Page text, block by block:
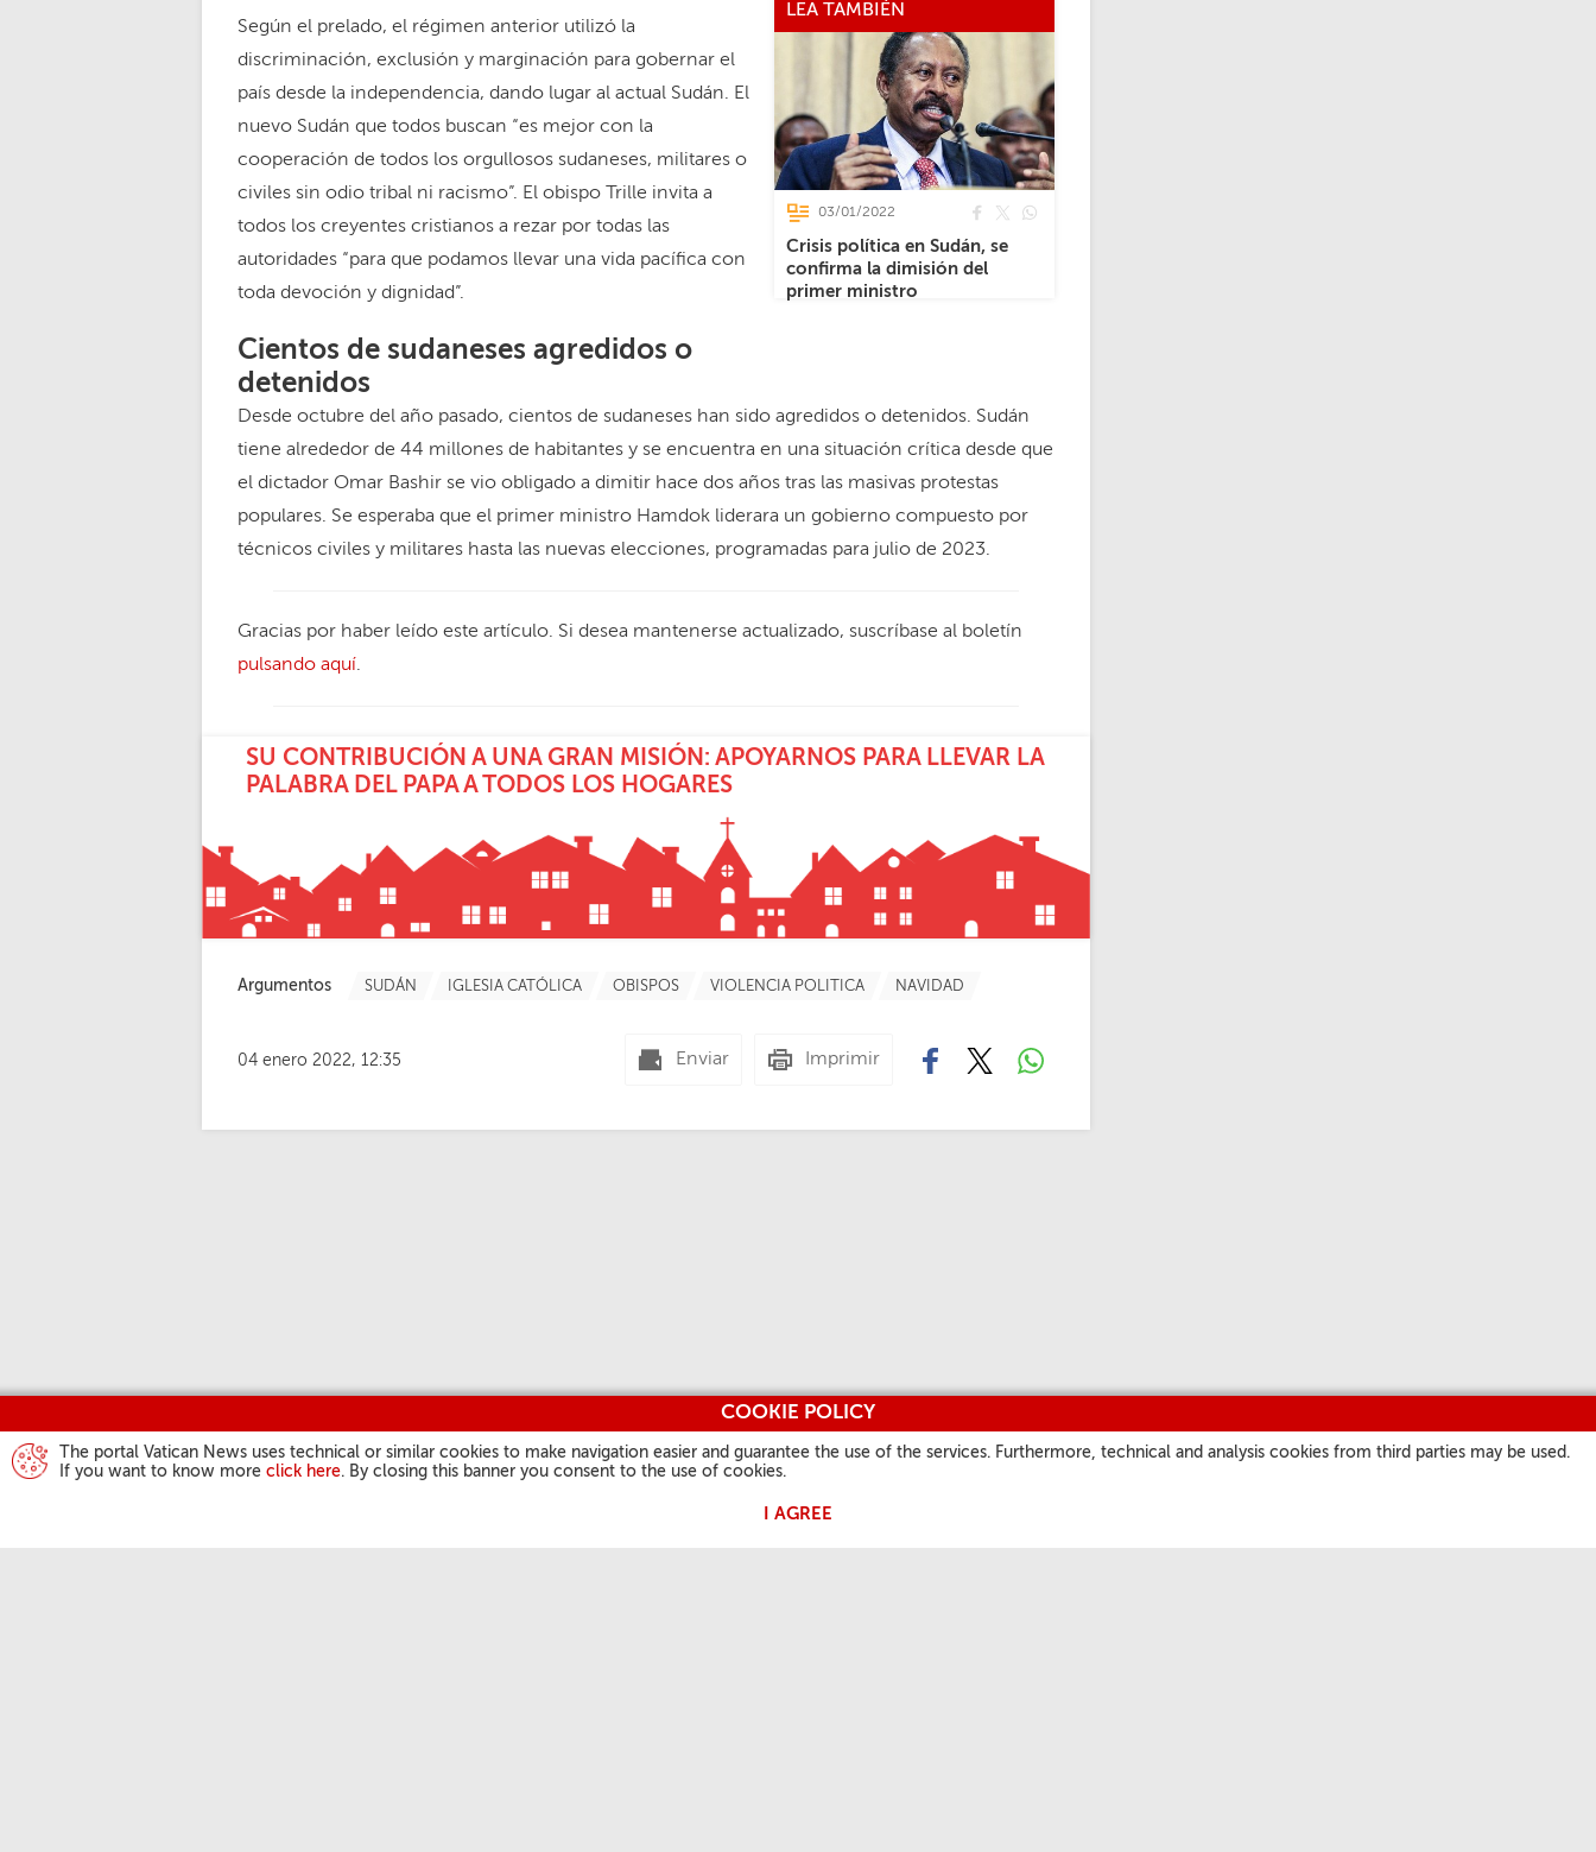
COOKIE POLICY
The portal Vatican News uses technical or similar cookies to make navigation easier and guarantee the use of the services. Furthermore, technical and analysis cookies from third parties may be used.
If you want to know more click here. By closing this banner you consent to the use of cookies.
I AGREE
LEA TAMBIÉN
03/01/2022
Crisis política en Sudán, se
confirma la dimisión del
primer ministro
Según el prelado, el régimen anterior utilizó la
discriminación, exclusión y marginación para gobernar el
país desde la independencia, dando lugar al actual Sudán. El
nuevo Sudán que todos buscan “es mejor con la
cooperación de todos los orgullosos sudaneses, militares o
civiles sin odio tribal ni racismo”. El obispo Trille invita a
todos los creyentes cristianos a rezar por todas las
autoridades “para que podamos llevar una vida pacífica con
toda devoción y dignidad”.
Cientos de sudaneses agredidos o
detenidos
Desde octubre del año pasado, cientos de sudaneses han sido agredidos o detenidos. Sudán
tiene alrededor de 44 millones de habitantes y se encuentra en una situación crítica desde que
el dictador Omar Bashir se vio obligado a dimitir hace dos años tras las masivas protestas
populares. Se esperaba que el primer ministro Hamdok liderara un gobierno compuesto por
técnicos civiles y militares hasta las nuevas elecciones, programadas para julio de 2023.
Gracias por haber leído este artículo. Si desea mantenerse actualizado, suscríbase al boletín
pulsando aquí.
SU CONTRIBUCIÓN A UNA GRAN MISIÓN: APOYARNOS PARA LLEVAR LA
PALABRA DEL PAPA A TODOS LOS HOGARES
Argumentos SUDÁN IGLESIA CATÓLICA OBISPOS VIOLENCIA POLITICA NAVIDAD
04 enero 2022, 12:35 Enviar Imprimir